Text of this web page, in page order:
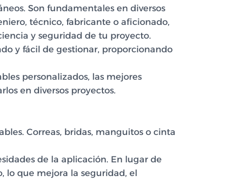
Son fundamentales en diversos
técnico, fabricante o aficionado,
y seguridad de tu proyecto.
y fácil de gestionar, proporcionando
personalizados, las mejores
en diversos proyectos.
Correas, bridas, manguitos o cinta
de la aplicación. En lugar de
lo que mejora la seguridad, el